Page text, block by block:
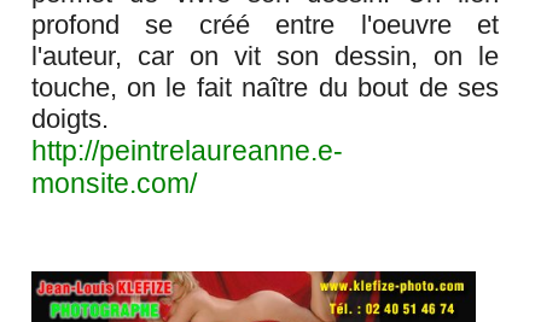
profond se créé entre l'oeuvre et
l'auteur, car on vit son dessin, on le
touche, on le fait naître du bout de ses
doigts.
http://peintrelaureanne.e-
monsite.com/